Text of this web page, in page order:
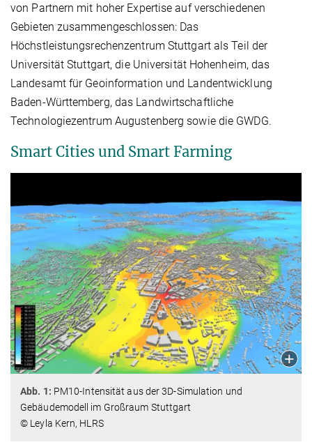
von Partnern mit hoher Expertise auf verschiedenen
Gebieten zusammengeschlossen: Das
Höchstleistungsrechenzentrum Stuttgart als Teil der
Universität Stuttgart, die Universität Hohenheim, das
Landesamt für Geoinformation und Landentwicklung
Baden-Württemberg, das Landwirtschaftliche
Technologiezentrum Augustenberg sowie die GWDG.
Smart Cities und Smart Farming
Abb. 1: PM10-Intensität aus der 3D-Simulation und
Gebäudemodell im Großraum Stuttgart
© Leyla Kern, HLRS